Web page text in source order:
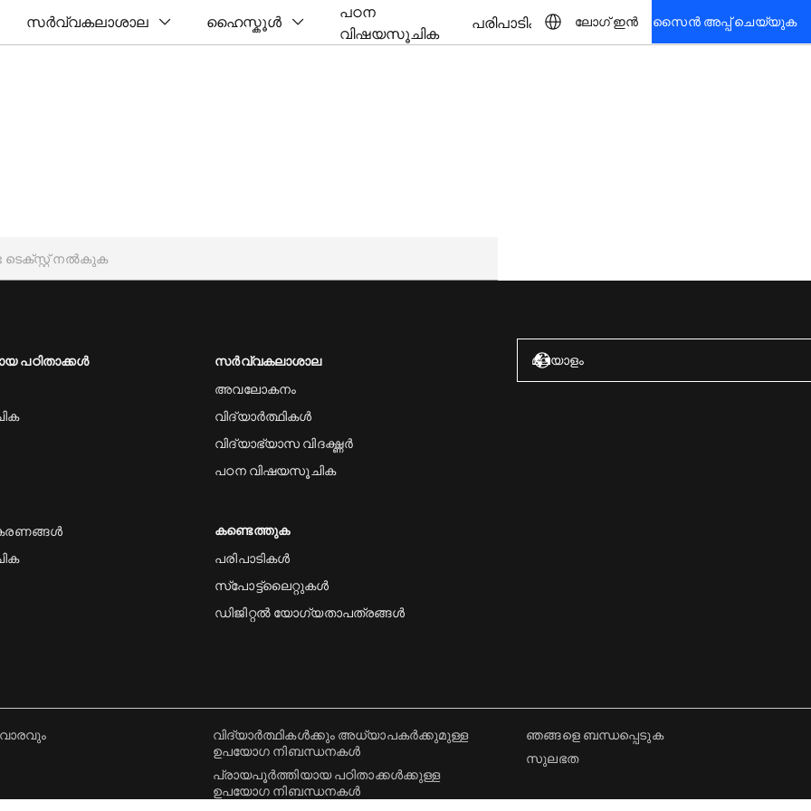
സർവ്വകലാശാല ഹൈസ്കൂൾ
പഠന
വിഷയസൂചിക
പരിപാടികൾ ലോഗ് ഇൻ സൈൻ അപ്പ് ചെയ്യുക
പഠിതാക്കൾ
സർവ്വകലാശാല
അവലോകനം
വിദ്യാർത്ഥികൾ
വിദ്യാഭ്യാസ വിദഗ്ദ്ധർ
പഠന വിഷയസൂചിക
കണ്ടെത്തുക
പരിപാടികൾ
സ്പോട്ട്‌ലൈറ്റുകൾ
ഡിജിറ്റൽ യോഗ്യതാപത്രങ്ങൾ
മലയാളം
വിദ്യാർത്ഥികൾക്കും അധ്യാപകർക്കുമുള്ള
ഉപയോഗ നിബന്ധനകൾ
പ്രായപൂർത്തിയായ പഠിതാക്കൾക്കുള്ള
ഉപയോഗ നിബന്ധനകൾ
ഞങ്ങളെ ബന്ധപ്പെടുക
സുലഭത